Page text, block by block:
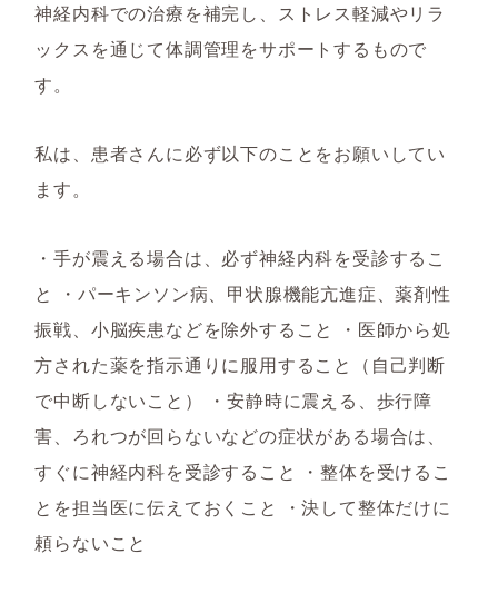
神経内科での治療を補完し、ストレス軽減やリラ
ックスを通じて体調管理をサポートするもので
す。
私は、患者さんに必ず以下のことをお願いしてい
ます。
・手が震える場合は、必ず神経内科を受診するこ
と ・パーキンソン病、甲状腺機能亢進症、薬剤性
振戦、小脳疾患などを除外すること ・医師から処
方された薬を指示通りに服用すること（自己判断
で中断しないこと） ・安静時に震える、歩行障
害、ろれつが回らないなどの症状がある場合は、
すぐに神経内科を受診すること ・整体を受けるこ
とを担当医に伝えておくこと ・決して整体だけに
頼らないこと